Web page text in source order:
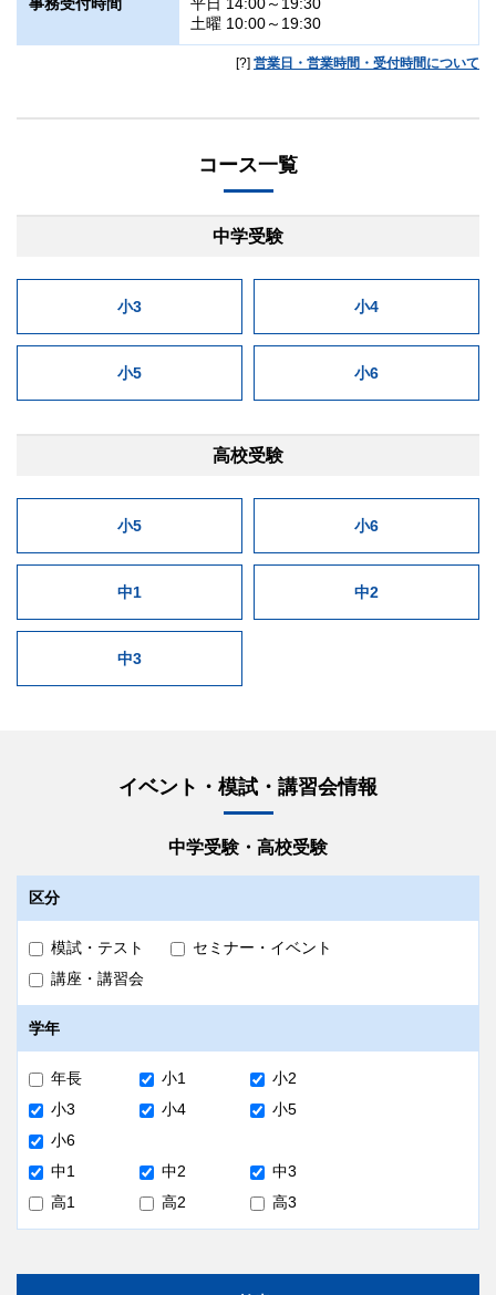
土曜 10:00～19:30
[?] 営業日・営業時間・受付時間について
コース一覧
中学受験
小3 小4
小5 小6
高校受験
小5 小6
中1 中2
中3
イベント・模試・講習会情報
中学受験・高校受験
区分
模試・テスト
セミナー・イベント
講座・講習会
学年
年長 小1
小2
小3
小4
小5
小6
中1
中2
中3
高1
高2 高3